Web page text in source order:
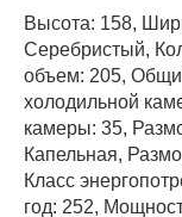
Высота: 158,
Серебристый,
объем: 205,
холодильной
камеры: 35,
Капельная,
Класс
год: 252,